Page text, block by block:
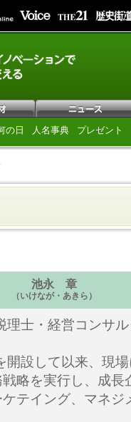
の日 人名事典 プレゼント
池永 章
（いけなが・あきら）
理士・経営コンサ
開設して以来、現
略を実行し、成長
テイング、マネ